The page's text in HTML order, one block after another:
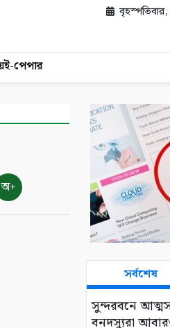
ই-পেপার
অ+
সর্বশেষ
সুন্দরবনে
বনদস্যুরা